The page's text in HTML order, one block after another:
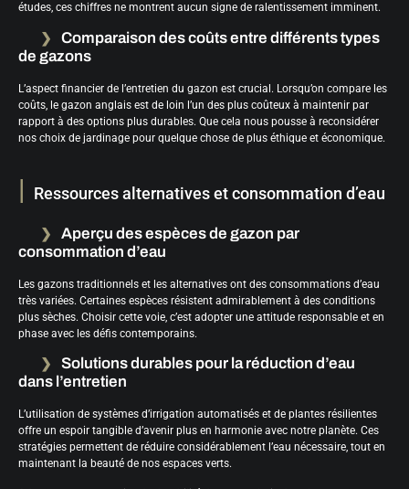
études, ces chiffres ne montrent aucun signe de ralentissement imminent.
Comparaison des coûts entre différents types
de gazons
L’aspect financier de l’entretien du gazon est crucial. Lorsqu’on compare les
coûts, le gazon anglais est de loin l’un des plus coûteux à maintenir par
rapport à des options plus durables. Que cela nous pousse à reconsidérer
nos choix de jardinage pour quelque chose de plus éthique et économique.
Ressources alternatives et consommation d’eau
Aperçu des espèces de gazon par
consommation d’eau
Les gazons traditionnels et les alternatives ont des consommations d’eau
très variées. Certaines espèces résistent admirablement à des conditions
plus sèches. Choisir cette voie, c’est adopter une attitude responsable et en
phase avec les défis contemporains.
Solutions durables pour la réduction d’eau
dans l’entretien
L’utilisation de systèmes d’irrigation automatisés et de plantes résilientes
offre un espoir tangible d’avenir plus en harmonie avec notre planète. Ces
stratégies permettent de réduire considérablement l’eau nécessaire, tout en
maintenant la beauté de nos espaces verts.